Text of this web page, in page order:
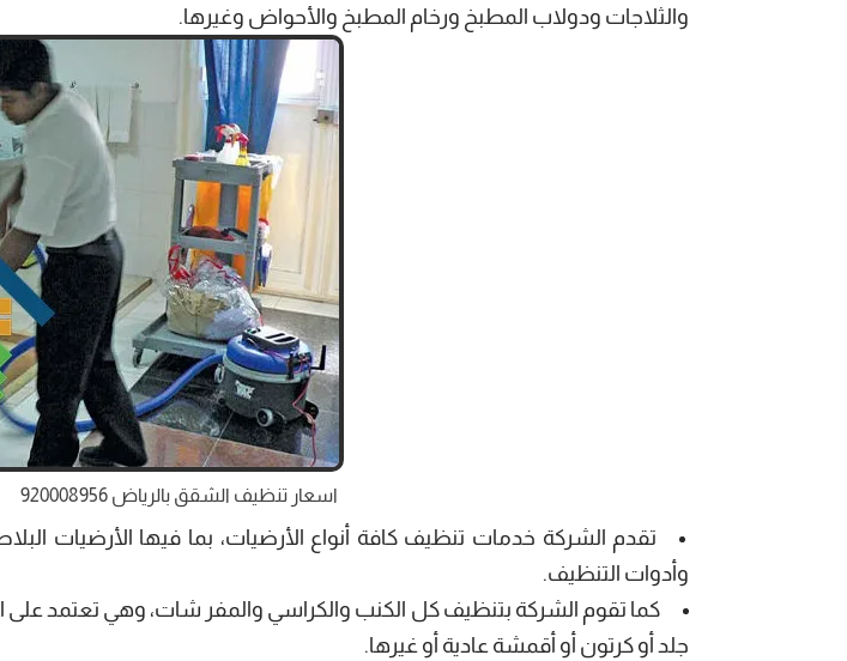
والثلاجات ودولاب المطبخ ورخام المطبخ والأحواض وغيرها.
اسعار تنظيف الشقق بالرياض 920008956
تقدم الشركة خدمات تنظيف كافة أنواع الأرضيات، بما فيها الأرضيات
وأدوات التنظيف.
كما تقوم الشركة بتنظيف كل الكنب والكراسي والمفر شات، وهي تعتمد
جلد أو كرتون أو أقمشة عادية أو غيرها.